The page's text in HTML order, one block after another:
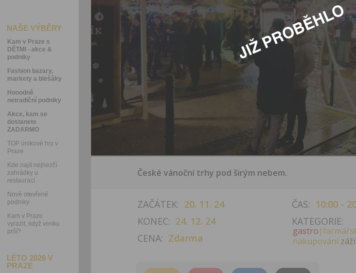
NAŠE VÝBĚRY
Kam v Praze s
DĚTMI - akce &
podniky
Fashion bazary,
markety a blešáky
Hooodně
netradiční podniky
Akce, kam se
dostanete
ZADARMO
TOP únikové hry v
Praze
Kde najít nejhezčí
zahrádky u
restaurací
Nově otevřené
podniky
Kam v Praze
vyrazit, když venku
prší?
LÉTO 2026 V
PRAZE
České vánoční trhy pod širým nebem.
ZAČÁTEK: 20. 11. 24
KONEC: 24. 12. 24
CENA: Zdarma
ČAS: 10:00 -
KATEGORIE:
gastro
nakupování